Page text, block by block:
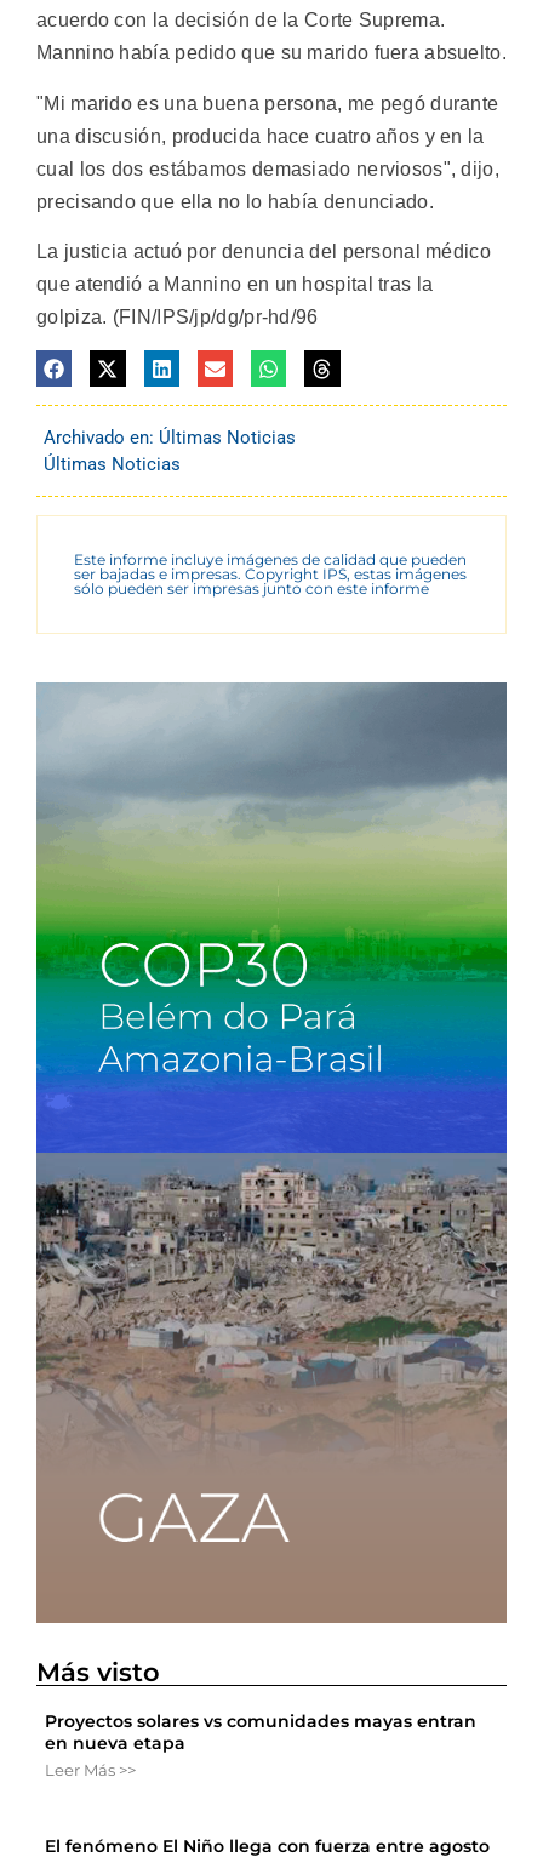
acuerdo con la decisión de la Corte Suprema.
Mannino había pedido que su marido fuera absuelto.
"Mi marido es una buena persona, me pegó durante
una discusión, producida hace cuatro años y en la
cual los dos estábamos demasiado nerviosos", dijo,
precisando que ella no lo había denunciado.
La justicia actuó por denuncia del personal médico
que atendió a Mannino en un hospital tras la
golpiza. (FIN/IPS/jp/dg/pr-hd/96
Archivado en: Últimas Noticias
Últimas Noticias
Este informe incluye imágenes de calidad que pueden
ser bajadas e impresas. Copyright IPS, estas imágenes
sólo pueden ser impresas junto con este informe
Más visto
Proyectos solares vs comunidades mayas entran
en nueva etapa
Leer Más >>
El fenómeno El Niño llega con fuerza entre agosto